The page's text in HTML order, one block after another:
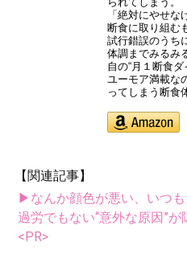
「絶対にやせな
断食に取り組む
試行錯誤のうち
体調までみるみ
自の“月１断食ダ
ユーモア満載な
ってしまう断食
【関連記事】
▶なんか顔色が悪い、いつも
過労でもない“意外な原因”
<PR>